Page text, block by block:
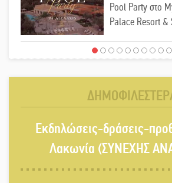
Pool Party στο
Palace Resort &
Στον καταψύκτη
Σαίξπηρ που
Εκδηλώσεις-δράσεις-
Λακωνία (ΣΥΝΕΧΗΣ